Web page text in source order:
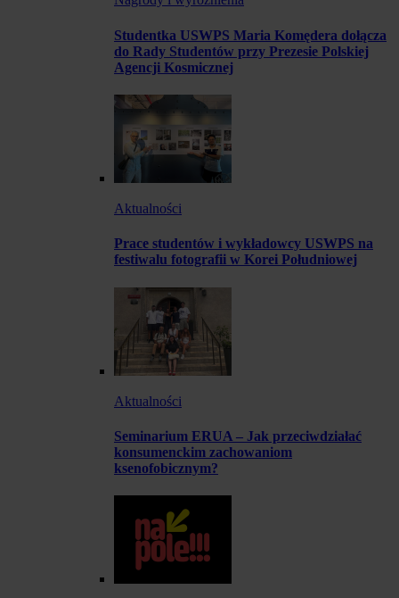
Studentka USWPS Maria Komędera dołącza
do Rady Studentów przy Prezesie Polskiej
Agencji Kosmicznej
Aktualności
Prace studentów i wykładowcy USWPS na
festiwalu fotografii w Korei Południowej
Aktualności
Seminarium ERUA – Jak przeciwdziałać
konsumenckim zachowaniom
ksenofobicznym?